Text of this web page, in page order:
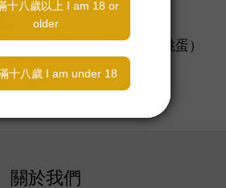
女性快感增強凝露（液體跳蛋）
凝露
關於我們